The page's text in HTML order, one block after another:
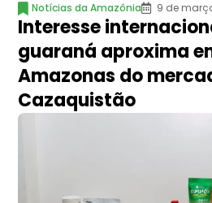
Notícias da Amazônia 9 de
Interesse
guaraná aproxima
Amazonas do
Cazaquistão